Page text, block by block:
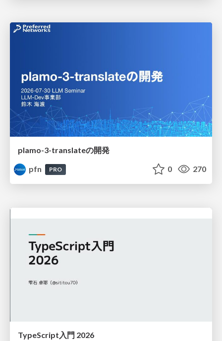
plamo-3-translateの開発
pfn
PRO 0 270
TypeScript入門 2026